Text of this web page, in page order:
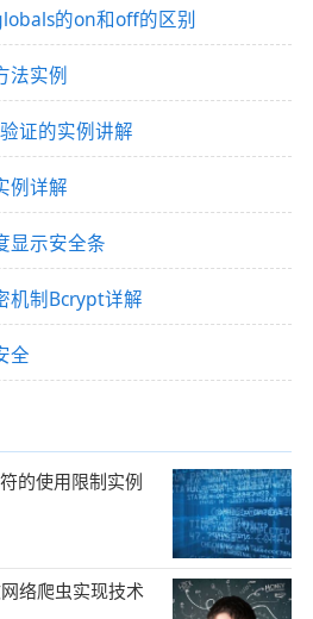
的on和off的区别
法实例
证的实例讲解
例详解
显示安全条
机制Bcrypt详解
全
的使用限制实例
络爬虫实现技术